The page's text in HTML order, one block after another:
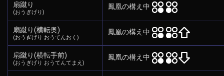
扇蹴り
(おうぎげり)
鳳凰の構え中
扇蹴り(横転奥)
(おうぎげり おうてんおく)
鳳凰の構え中
扇蹴り(横転手前)
(おうぎげり おうてんてまえ)
鳳凰の構え中